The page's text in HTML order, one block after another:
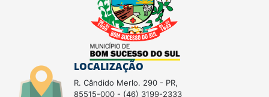
LOCALIZAÇÃO
R. Cândido Merlo. 290 - PR,
85515-000 - (46) 3199-2333